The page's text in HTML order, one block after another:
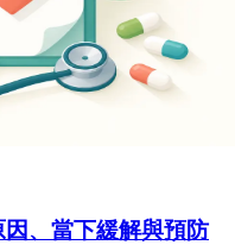
、當下緩解與預防